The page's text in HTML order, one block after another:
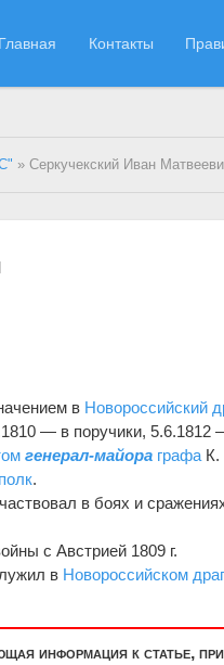
Главная Контакты
» Серкучекский Иван
в Новороссийский
— в поручики, 5.6.1812
генерал-майора графа К.
.
в боях и
с Австрией 1809 г.
в Новороссийском
информация к статье,